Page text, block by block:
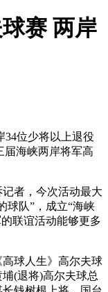
赛 两岸
位少将以上退役
届海峡两岸将军高
者，今次活动最大
球队”，成立“海峡
联谊活动能够更多
球人生》高尔夫球
(退将)高尔夫球总